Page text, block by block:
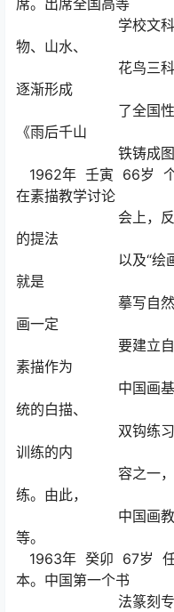
席。出席全国高等
学校文科教材会
物、山水、
花鸟三科应该分
逐渐形成
了全国性的中国
《雨后千山
铁铸成图》
1962年 壬寅 66岁 个
在素描教学讨论
会上，反对“素
的提法
以及“绘画都是从
就是
摹写自然最科学
画一定
要建立自己的造
素描作为
中国画基础训练
统的白描、
双钩练习；吸收
训练的内
容之一，并加强
练。由此，
中国画教学出现
等。
1963年 癸卯 67岁 任
本。中国第一个书
法篆刻专业在他